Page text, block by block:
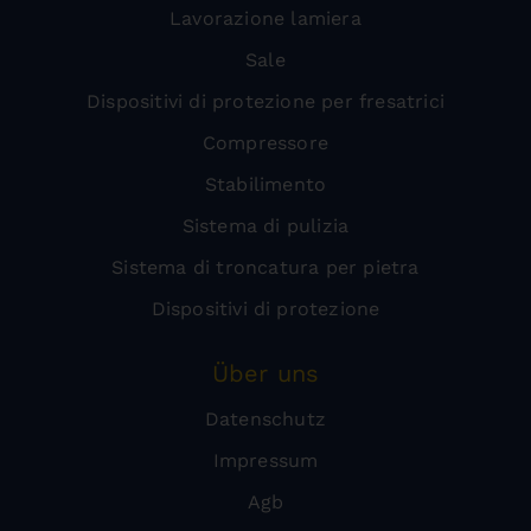
Lavorazione lamiera
Sale
Dispositivi di protezione per fresatrici
Compressore
Stabilimento
Sistema di pulizia
Sistema di troncatura per pietra
Dispositivi di protezione
Über uns
Datenschutz
Impressum
Agb